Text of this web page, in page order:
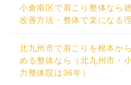
小倉南区で肩こり整体なら
改善方法・整体で楽になる
北九州市で肩こりを根本か
める整体なら（北九州市・
力整体院は36年）